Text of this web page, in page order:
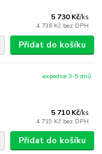
5 730 Kč/ks
4 736 Kč bez DPH
Přidat do košíku
5 710 Kč/ks
4 719 Kč bez DPH
expedice 3-5 dnů
Přidat do košíku